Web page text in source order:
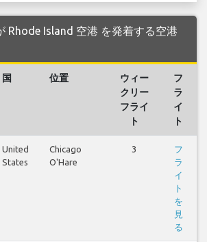
Rhode Island 空港 を発着する空港
国 位置
ウィー
クリー
フライ
ト
フ
ラ
イ
ト
United
States
Chicago
O'Hare
3
フ
ラ
イ
ト
を
見
る